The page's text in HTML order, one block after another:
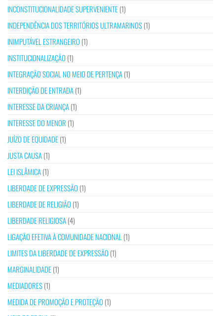
INCONSTITUCIONALIDADE SUPERVENIENTE(1)
INDEPENDÊNCIA DOS TERRITÓRIOS ULTRAMARINOS(1)
INIMPUTÁVEL ESTRANGEIRO (1)
INSTITUCIONALIZAÇÃO (1)
INTEGRAÇÃO SOCIAL NO MEIO DE PERTENÇA(1)
INTERDIÇÃO DE ENTRADA(1)
INTERESSE DA CRIANÇA(1)
INTERESSE DO MENOR (1)
JUÍZO DE EQUIDADE(1)
JUSTA CAUSA(1)
LEI ISLÂMICA(1)
LIBERDADE DE EXPRESSÃO (1)
LIBERDADE DE RELIGIÃO (1)
LIBERDADE RELIGIOSA(4)
LIGAÇÃO EFETIVA À COMUNIDADE NACIONAL (1)
LIMITES DA LIBERDADE DE EXPRESSÃO (1)
MARGINALIDADE(1)
MEDIADORES(1)
MEDIDA DE PROMOÇÃO E PROTEÇÃO (1)